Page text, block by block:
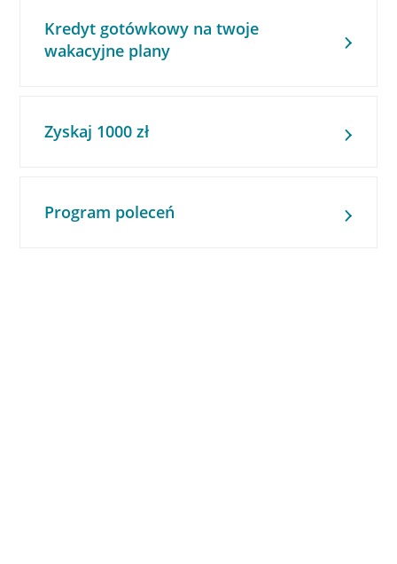
Kredyt gotówkowy na twoje
wakacyjne plany
Zyskaj 1000 zł
Program poleceń